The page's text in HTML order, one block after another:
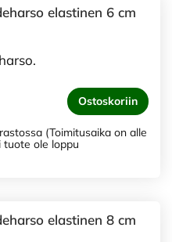
elastinen 6 cm
Ostoskoriin
(Toimitusaika on alle
tuote ole loppu
elastinen 8 cm